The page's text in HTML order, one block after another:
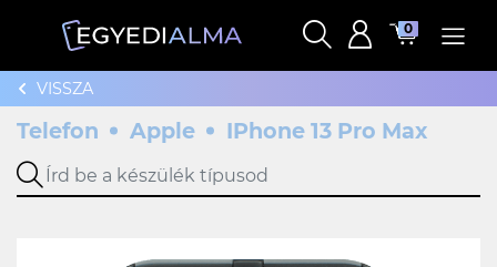
0
VISSZA
Telefon Apple IPhone 13 Pro Max